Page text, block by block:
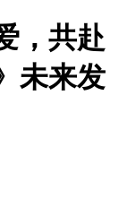
，共赴
未来发